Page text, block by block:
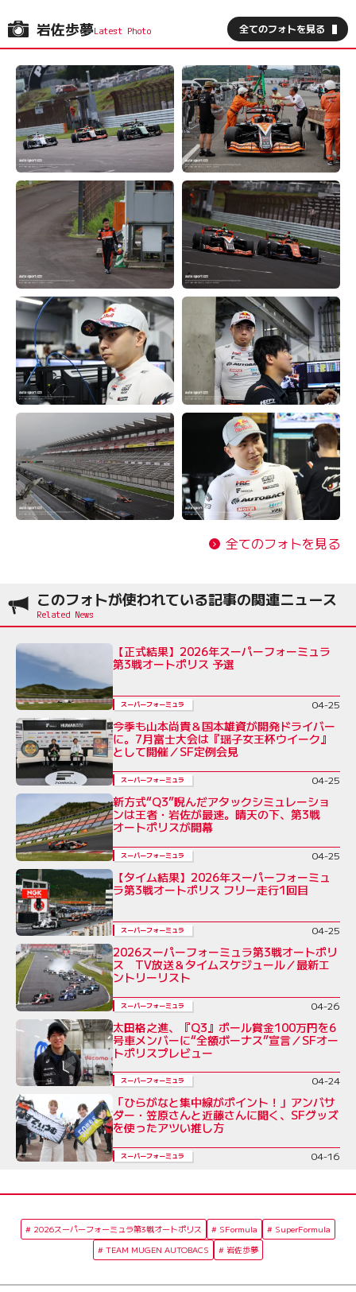
岩佐歩夢 全てのフォトを見る
全てのフォトを見る
このフォトが使われている記事の関連ニュース
【正式結果】2026年スーパーフォーミュラ
第3戦オートポリス 予選
スーパーフォーミュラ 04-25
今季も山本尚貴＆国本雄資が開発ドライバー
に。7月富士大会は『瑶子女王杯ウイーク』
として開催／SF定例会見
スーパーフォーミュラ 04-25
新方式“Q3”睨んだアタックシミュレーショ
ンは王者・岩佐が最速。晴天の下、第3戦
オートポリスが開幕
スーパーフォーミュラ 04-25
【タイム結果】2026年スーパーフォーミュ
ラ第3戦オートポリス フリー走行1回目
スーパーフォーミュラ 04-25
2026スーパーフォーミュラ第3戦オートポリ
ス TV放送＆タイムスケジュール／最新エ
ントリーリスト
スーパーフォーミュラ 04-26
太田格之進、『Q3』ポール賞金100万円を6
号車メンバーに“全額ボーナス”宣言／SFオー
トポリスプレビュー
スーパーフォーミュラ 04-24
「ひらがなと集中線がポイント！」アンバサ
ダー・笠原さんと近藤さんに聞く、SFグッズ
を使ったアツい推し方
スーパーフォーミュラ 04-16
2026スーパーフォーミュラ第3戦オートポリス SFormula
SuperFormula
TEAM MUGEN AUTOBACS
岩佐歩夢